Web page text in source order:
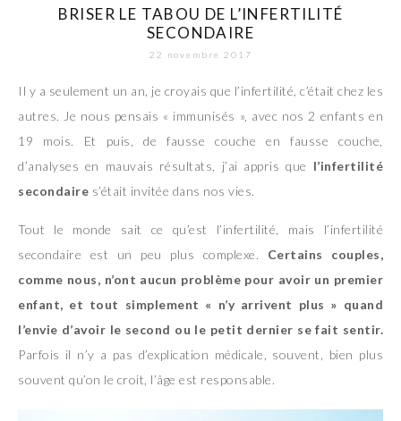
BRISER LE TABOU DE L’INFERTILITÉ
SECONDAIRE
22 novembre 2017
Il y a seulement un an, je croyais que l’infertilité, c’était chez les
autres. Je nous pensais « immunisés », avec nos 2 enfants en
19 mois. Et puis, de fausse couche en fausse couche,
d’analyses en mauvais résultats, j’ai appris que l’infertilité
secondaire s’était invitée dans nos vies.
Tout le monde sait ce qu’est l’infertilité, mais l’infertilité
secondaire est un peu plus complexe. Certains couples,
comme nous, n’ont aucun problème pour avoir un premier
enfant, et tout simplement « n’y arrivent plus » quand
l’envie d’avoir le second ou le petit dernier se fait sentir.
Parfois il n’y a pas d’explication médicale, souvent, bien plus
souvent qu’on le croit, l’âge est responsable.